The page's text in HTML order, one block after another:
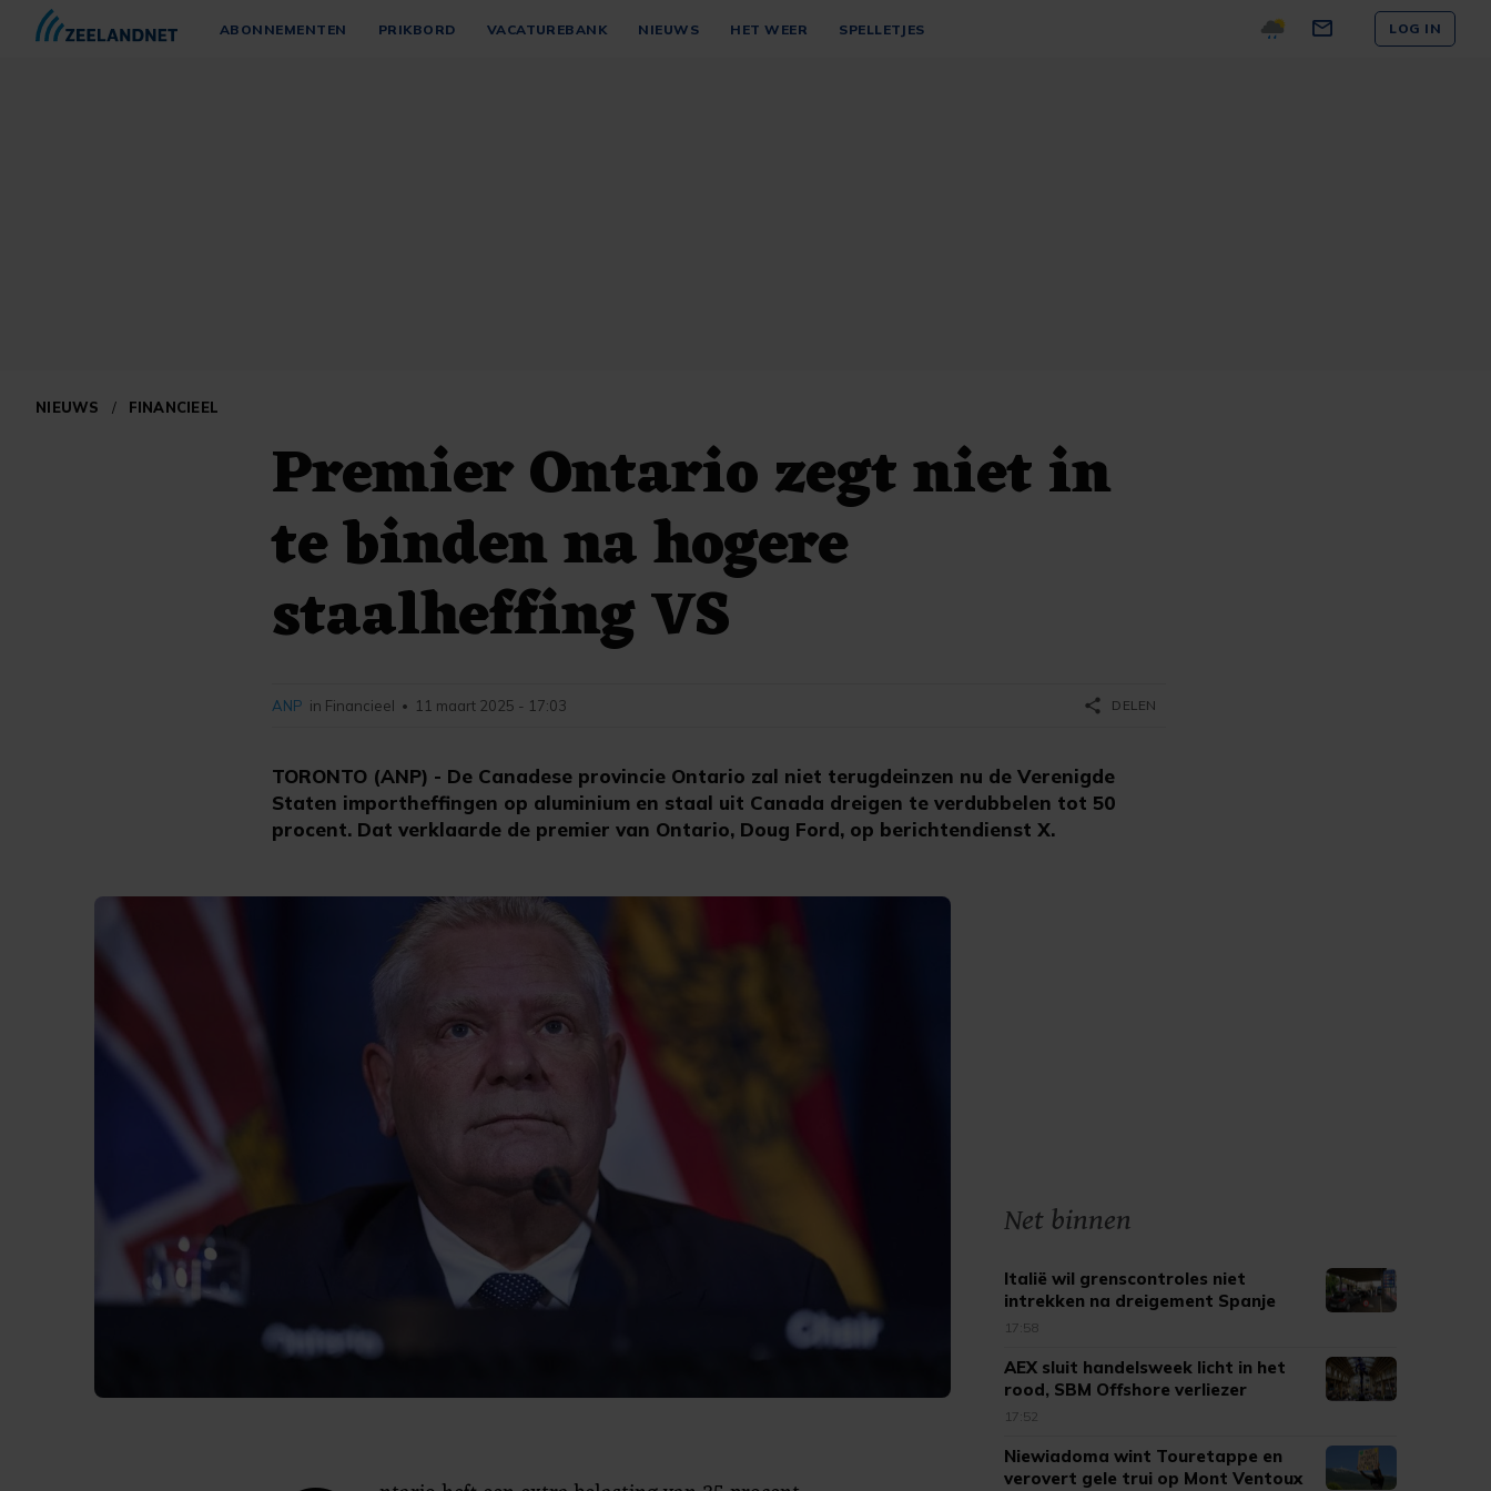
ABONNEMENTEN PRIKBORD VACATUREBANK NIEUWS HET WEER SPELLETJES LOG IN
NIEUWS / FINANCIEEL
Premier Ontario zegt niet in
te binden na hogere
staalheffing VS
TORONTO (ANP) - De Canadese provincie Ontario zal niet terugdeinzen nu de Verenigde
Staten importheffingen op aluminium en staal uit Canada dreigen te verdubbelen tot 50
procent. Dat verklaarde de premier van Ontario, Doug Ford, op berichtendienst X.
ANP in Financieel • 11 maart 2025 - 17:03 share DELEN
Net binnen
Italië wil grenscontroles niet
intrekken na dreigement Spanje
17:58
AEX sluit handelsweek licht in het
rood, SBM Offshore verliezer
17:52
Niewiadoma wint Touretappe en
verovert gele trui op Mont Ventoux